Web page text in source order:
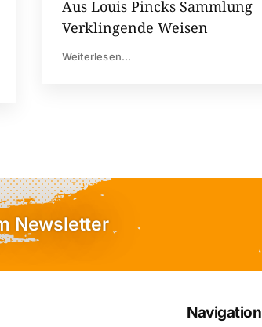
Aus Louis Pincks Sammlung
Verklingende Weisen
Weiterlesen...
Newsletter
Navigation